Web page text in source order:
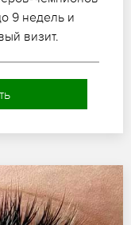
9 недель и
визит.